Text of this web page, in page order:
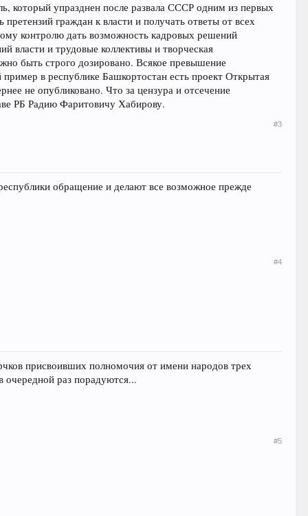
который упразднен после развала СССР одним из первых
граждан к власти и получать ответы от всех
контролю дать возможность кадровых решений
власти и трудовые коллективы и творческая
быть строго дозировано. Всякое превышение
в республике Башкортостан есть проект Открытая
не опубликовано. Что за цензура и отсечение
РБ Радию Фаритовичу Хабирову.
#3
обращение и делают все возможное прежде
#4
присвоивших полномочия от имени народов трех
раз порадуются...
#5